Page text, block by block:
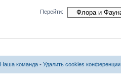
Перейти:
Наша команда • Удалить cookies конференции